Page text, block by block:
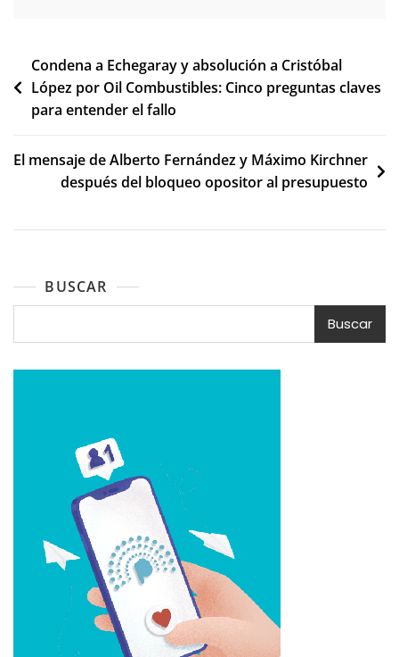
Navegación
de
entradas
Condena a Echegaray y absolución a Cristóbal
López por Oil Combustibles: Cinco preguntas claves
para entender el fallo
El mensaje de Alberto Fernández y Máximo Kirchner
después del bloqueo opositor al presupuesto
BUSCAR
Buscar